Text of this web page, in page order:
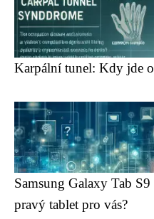
Karpální tunel: Kdy jde
Samsung Galaxy Tab S9
pravý tablet pro vás?